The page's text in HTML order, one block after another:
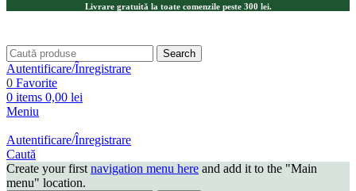
Livrare gratuită la toate comenzile peste 300 lei.
Search
Autentificare/Înregistrare
0 Favorite
0 items 0,00 lei
Meniu
Autentificare/Înregistrare
Caută
Create your first navigation menu here and add it to the "Main
menu" location.